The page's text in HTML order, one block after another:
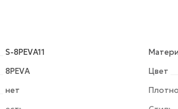
S-8PEVA11
8PEVA
нет
Цвет